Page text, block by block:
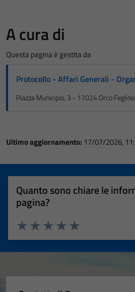
A cura di
Questa pagina è gestita da
Protocollo - Affari Generali -
Piazza Municipio, 3 - 17024 Orco
Ultimo aggiornamento: 17/07/2026,
Quanto sono chiare le
pagina?
Valuta 5 stelle su 5
Valuta 4 stelle su 5
Valuta 3 stelle su 5
Valuta 2 stelle su 5
Valuta 1 stelle su 5